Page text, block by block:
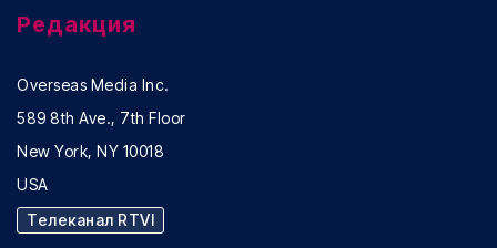
Редакция
Overseas Media Inc.
589 8th Ave., 7th Floor
New York, NY 10018
USA
Телеканал RTVI